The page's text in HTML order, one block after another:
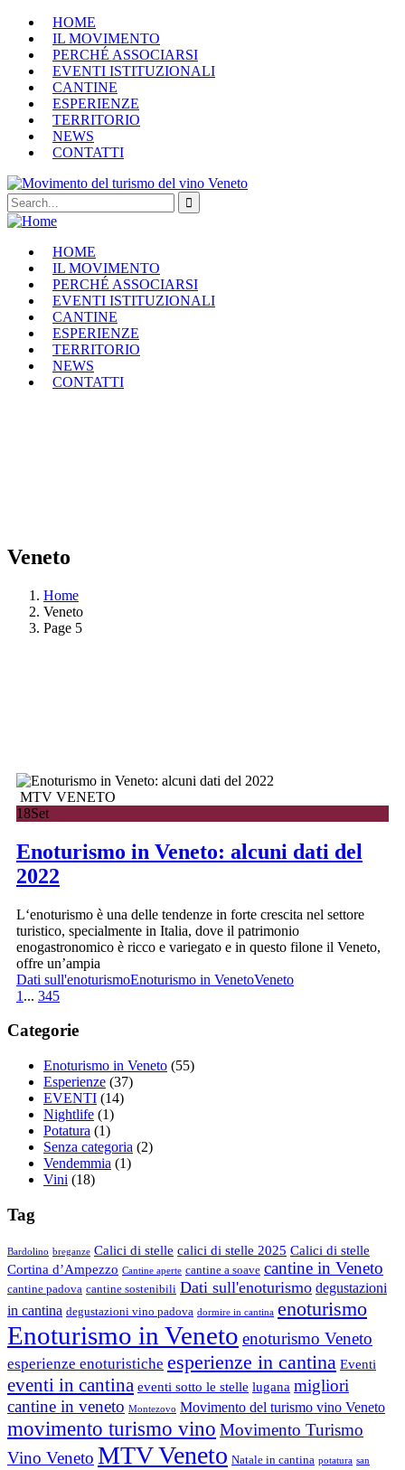
HOME
IL MOVIMENTO
PERCHÉ ASSOCIARSI
EVENTI ISTITUZIONALI
CANTINE
ESPERIENZE
TERRITORIO
NEWS
CONTATTI
HOME
IL MOVIMENTO
PERCHÉ ASSOCIARSI
EVENTI ISTITUZIONALI
CANTINE
ESPERIENZE
TERRITORIO
NEWS
CONTATTI
Veneto
Home
Veneto
Page 5
MTV VENETO
18Set
Enoturismo in Veneto: alcuni dati del
2022
L‘enoturismo è una delle tendenze in forte crescita nel settore
turistico, specialmente in Italia, dove il patrimonio
enogastronomico è ricco e variegato e in questo filone il Veneto,
offre un’ampia
Dati sull'enoturismoEnoturismo in VenetoVeneto
1 ... 345
Categorie
Enoturismo in Veneto (55)
Esperienze (37)
EVENTI (14)
Nightlife (1)
Potatura (1)
Senza categoria (2)
Vendemmia (1)
Vini (18)
Tag
Bardolino breganze Calici di stelle calici di stelle 2025 Calici di stelle
Cortina d’Ampezzo Cantine aperte cantine a soave cantine in Veneto
cantine padova cantine sostenibili Dati sull'enoturismo degustazioni
in cantina degustazioni vino padova dormire in cantina enoturismo
Enoturismo in Veneto enoturismo Veneto
esperienze enoturistiche esperienze in cantina Eventi
eventi in cantina eventi sotto le stelle lugana migliori
cantine in veneto Montezovo Movimento del turismo vino Veneto
movimento turismo vino Movimento Turismo
Vino Veneto MTV Veneto Natale in cantina potatura san